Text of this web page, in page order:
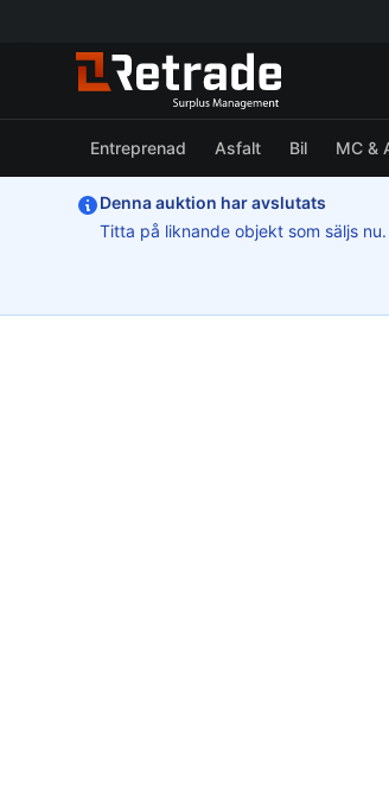
Entreprenad Asfalt Bil MC &
Denna auktion har avslutats
Titta på liknande objekt som säljs nu.